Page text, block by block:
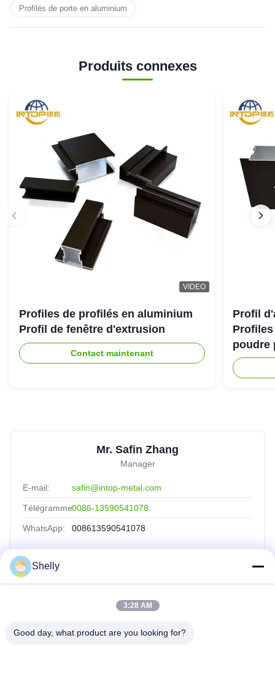
Profilés de porte en aluminium
Produits connexes
VIDEO
Profiles de profilés en aluminium
Profil de fenêtre d'extrusion
Contact maintenant
Profil
poudre
Mr. Safin Zhang
Manager
E-mail: safin@intop-metal.com
Télégramme:0086-13590541078
WhatsApp: 008613590541078
Liens Rapides
Aperçu
A Propos De Nous
Shelly
3:28 AM
Good day, what product are you looking for?